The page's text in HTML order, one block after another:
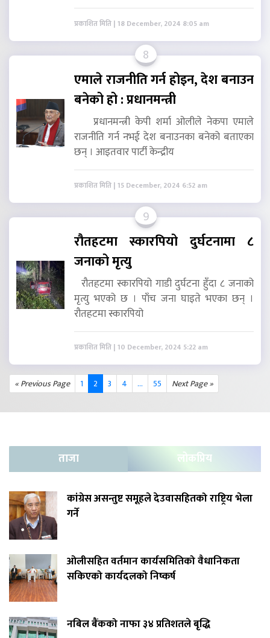
प्रकाशित मिति | 18 December, 2024 8:05 am
8
एमाले राजनीति गर्न होइन, देश बनाउन
बनेको हो : प्रधानमन्त्री
प्रधानमन्त्री केपी शर्मा ओलीले नेकपा एमाले
राजनीति गर्न नभई देश बनाउनका बनेको बताएका
छन् । आइतवार पार्टी केन्द्रीय
प्रकाशित मिति | 15 December, 2024 6:52 am
9
रौतहटमा स्कारपियो दुर्घटनामा ८
जनाको मृत्यु
रौतहटमा स्कारपियो गाडी दुर्घटना हुँदा ८ जनाको
मृत्यु भएको छ । पाँच जना घाइते भएका छन् ।
रौतहटमा स्कारपियो
प्रकाशित मिति | 10 December, 2024 5:22 am
« Previous Page 1 2 3 4 ... 55 Next Page »
ताजा लोकप्रिय
कांग्रेस असन्तुष्ट समूहले देउवासहितको राष्ट्रिय भेला
गर्ने
ओलीसहित वर्तमान कार्यसमितिको वैधानिकता
सकिएको कार्यदलको निष्कर्ष
नबिल बैंकको नाफा ३४ प्रतिशतले बृद्धि